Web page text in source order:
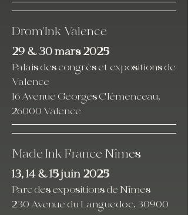
Drom'Ink Valence
29 & 30 mars 2025
Palais des congrès et expositions de
Valence
16 Avenue Georges Clémenceau,
26000 Valence
Made Ink France Nîmes
13, 14 & 15 juin 2025
Parc des expositions de Nîmes
230 Avenue du Languedoc, 30900